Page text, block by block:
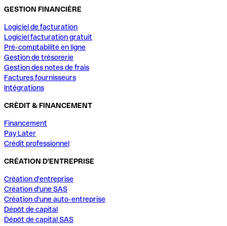
GESTION FINANCIÈRE
Logiciel de facturation
Logiciel facturation gratuit
Pré-comptabilité en ligne
Gestion de trésorerie
Gestion des notes de frais
Factures fournisseurs
Intégrations
CRÈDIT & FINANCEMENT
Financement
Pay Later
Crédit professionnel
CRÉATION D'ENTREPRISE
Création d'entreprise
Création d'une SAS
Création d'une auto-entreprise
Dépôt de capital
Dépôt de capital SAS